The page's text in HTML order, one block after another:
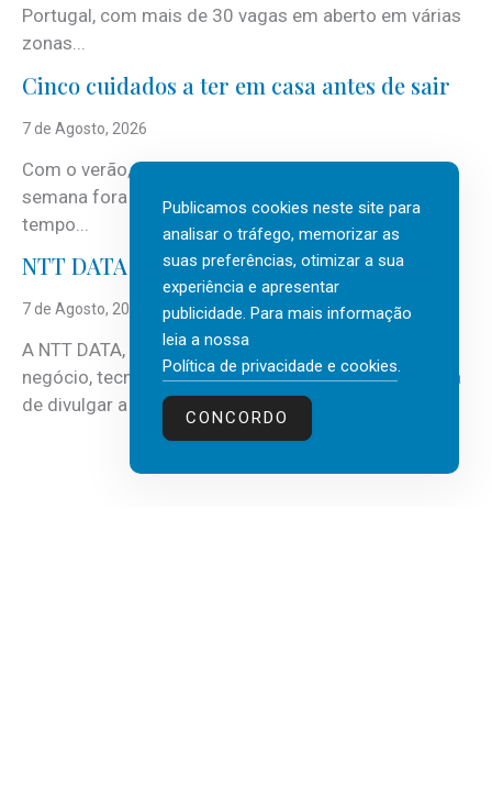
Portugal, com mais de 30 vagas em aberto em várias
zonas...
Cinco cuidados a ter em casa antes de sair
7 de Agosto, 2026
Com o verão, chegam também as férias, os fins-de-
semana fora e os dias em que a casa fica mais
tempo...
NTT DATA Insurtech Global Outlook 2026
7 de Agosto, 2026
A NTT DATA, consultora global em serviços de
negócio, tecnologia e inteligência artificial (IA), acaba
de divulgar a mais recente...
Publicamos cookies neste site para
analisar o tráfego, memorizar as
suas preferências, otimizar a sua
experiência e apresentar
publicidade. Para mais informação
leia a nossa
Política de privacidade e cookies.
CONCORDO